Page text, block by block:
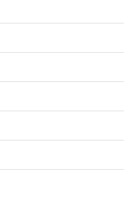
भारत सरकार द्वारा